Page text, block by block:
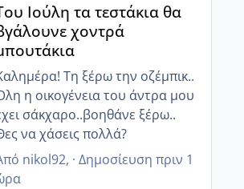
Ιούλη τα τεστάκια θα
χοντρά
Τη ξέρω την οζέμπικ..
η οικογένεια του άντρα μου
σάκχαρο..βοηθάνε ξέρω..
να χάσεις πολλά?
nikol92, · Δημοσίευση πριν 1